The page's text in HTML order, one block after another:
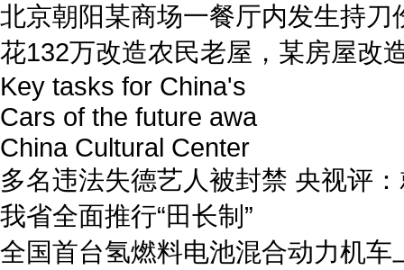
北京朝阳某商场一餐厅内发生持刀
花132万改造农民老屋，某房屋改
Key tasks for China's
Cars of the future awa
China Cultural Center
多名违法失德艺人被封禁 央视评
我省全面推行“田长制”
全国首台氢燃料电池混合动力机车